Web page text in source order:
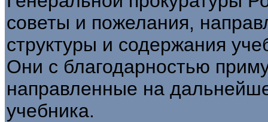
советы и пожелания,
структуры и содержания
Они с благодарностью
направленные на
учебника.